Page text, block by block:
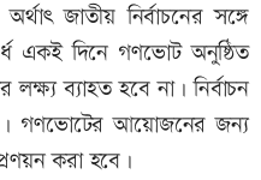
জাতীয় নির্বাচনের সঙ্গে
একই দিনে গণভোট অনুষ্ঠিত
ব্যাহত হবে না। নির্বাচন
গণভোটের আয়োজনের জন্য
করা হবে।